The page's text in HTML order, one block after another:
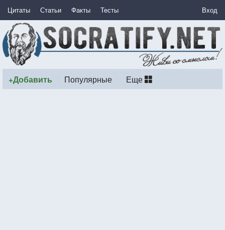
Цитаты Статьи Факты Тесты Вход
+Добавить Популярные Еще